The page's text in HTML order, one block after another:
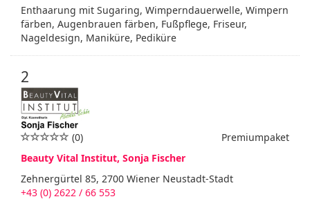
Enthaarung mit Sugaring, Wimperndauerwelle, Wimpern
färben, Augenbrauen färben, Fußpflege, Friseur,
Nageldesign, Maniküre, Pediküre
2
Premiumpaket
(0)
Beauty Vital Institut, Sonja Fischer
Zehnergürtel 85, 2700 Wiener Neustadt-Stadt
+43 (0) 2622 / 66 553